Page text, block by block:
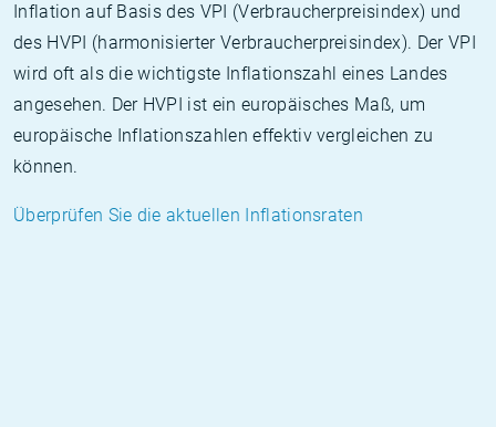
Inflation auf Basis des VPI (Verbraucherpreisindex) und
des HVPI (harmonisierter Verbraucherpreisindex). Der VPI
wird oft als die wichtigste Inflationszahl eines Landes
angesehen. Der HVPI ist ein europäisches Maß, um
europäische Inflationszahlen effektiv vergleichen zu
können.
Überprüfen Sie die aktuellen Inflationsraten